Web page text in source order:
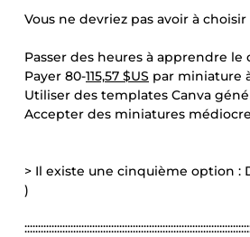
Vous ne devriez pas avoir à
Passer des heures à apprendre
Payer 80-115,57 $US par miniature
Utiliser des templates Canva
Accepter des miniatures
> Il existe une cinquième option :
)